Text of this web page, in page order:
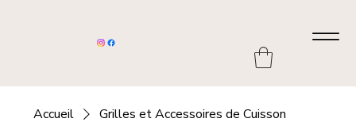
Accueil Grilles et Accessoires de Cuisson